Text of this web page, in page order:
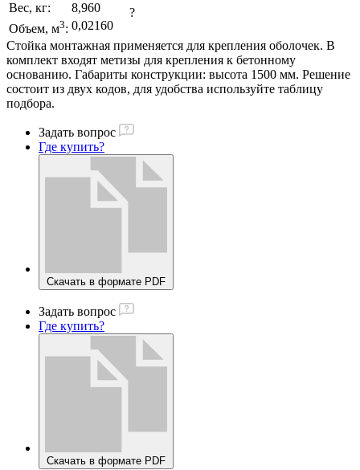
Вес, кг:
8,960
Объем, м3: 0,02160
?
Стойка монтажная применяется для крепления оболочек. В
комплект входят метизы для крепления к бетонному
основанию. Габариты конструкции: высота 1500 мм. Решение
состоит из двух кодов, для удобства используйте таблицу
подбора.
Задать вопрос
Где купить?
Скачать в формате PDF
Задать вопрос
Где купить?
Скачать в формате PDF